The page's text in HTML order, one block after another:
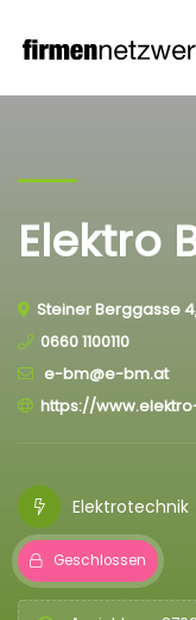
Elektro
Steiner Berggasse
0660 1100110
e-bm@e-bm.at
https://
Elektrotechnik
Geschlossen